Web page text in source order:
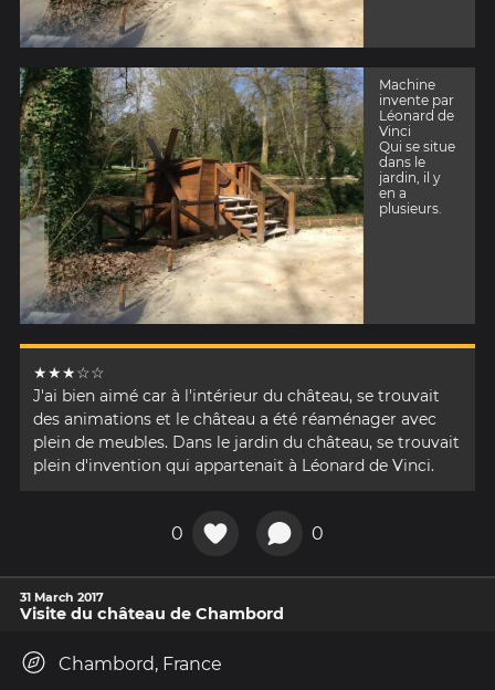
Machine
invente par
Léonard de
Vinci
Qui se situe
dans le
jardin, il y
en a
plusieurs.
★★★☆☆
J'ai bien aimé car à l'intérieur du château, se trouvait
des animations et le château a été réaménager avec
plein de meubles. Dans le jardin du château, se trouvait
plein d'invention qui appartenait à Léonard de Vinci.
0 0
31 March 2017
Visite du château de Chambord
Chambord, France